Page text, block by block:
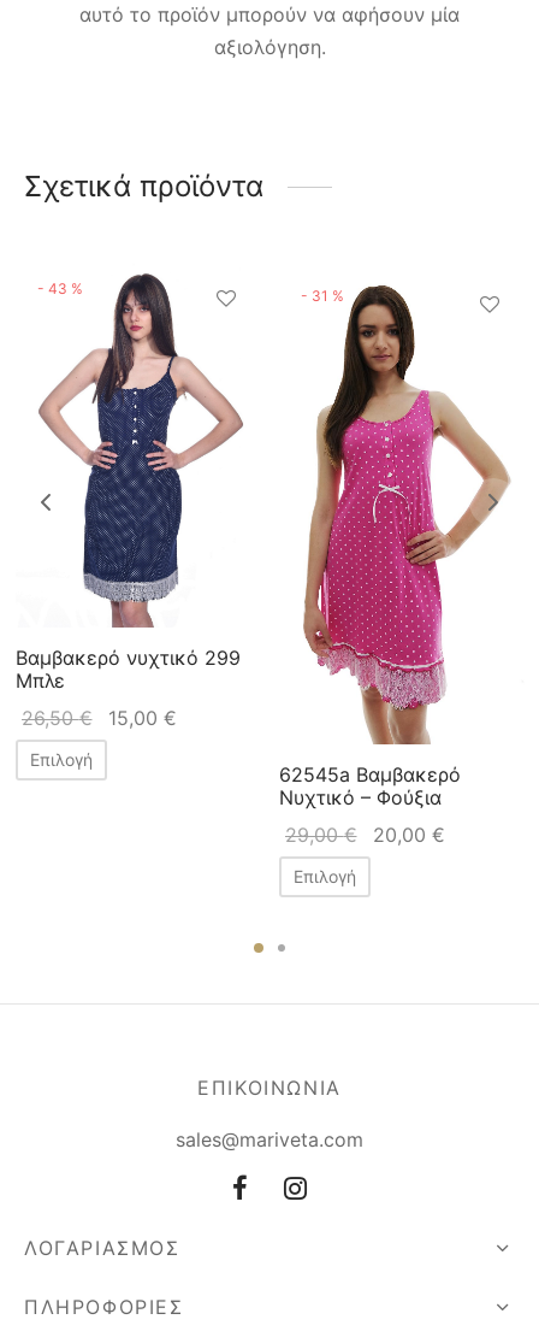
αυτό το προϊόν μπορούν να αφήσουν μία
αξιολόγηση.
Σχετικά προϊόντα
- 43 %
Βαμβακερό νυχτικό 299
Μπλε
26,50€ 15,00 €
Επιλογή
- 31 %
62545a Βαμβακερό
Νυχτικό – Φούξια
29,00€ 20,00 €
Επιλογή
ΕΠΙΚΟΙΝΩΝΙΑ
sales@mariveta.com
ΛΟΓΑΡΙΑΣΜΟΣ
ΠΛΗΡΟΦΟΡΙΕΣ